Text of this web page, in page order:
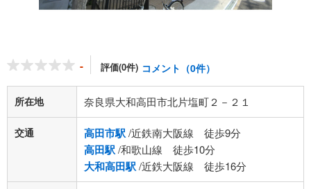
- 評価(0件) コメント（0件）
所在地 奈良県大和高田市北片塩町２－２１
交通 高田市駅/近鉄南大阪線 徒歩9分
高田駅/和歌山線 徒歩10分
大和高田駅/近鉄大阪線 徒歩16分